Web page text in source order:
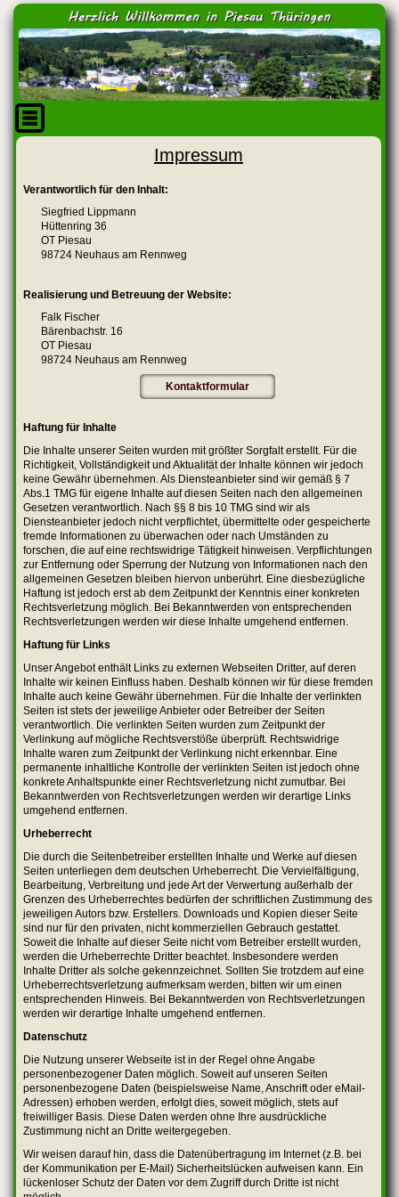
Impressum
Verantwortlich für den Inhalt:
Siegfried Lippmann
Hüttenring 36
OT Piesau
98724 Neuhaus am Rennweg
Realisierung und Betreuung der Website:
Falk Fischer
Bärenbachstr. 16
OT Piesau
98724 Neuhaus am Rennweg
Kontaktformular
Haftung für Inhalte
Die Inhalte unserer Seiten wurden mit größter Sorgfalt erstellt. Für die
Richtigkeit, Vollständigkeit und Aktualität der Inhalte können wir jedoch
keine Gewähr übernehmen. Als Diensteanbieter sind wir gemäß § 7
Abs.1 TMG für eigene Inhalte auf diesen Seiten nach den allgemeinen
Gesetzen verantwortlich. Nach §§ 8 bis 10 TMG sind wir als
Diensteanbieter jedoch nicht verpflichtet, übermittelte oder gespeicherte
fremde Informationen zu überwachen oder nach Umständen zu
forschen, die auf eine rechtswidrige Tätigkeit hinweisen. Verpflichtungen
zur Entfernung oder Sperrung der Nutzung von Informationen nach den
allgemeinen Gesetzen bleiben hiervon unberührt. Eine diesbezügliche
Haftung ist jedoch erst ab dem Zeitpunkt der Kenntnis einer konkreten
Rechtsverletzung möglich. Bei Bekanntwerden von entsprechenden
Rechtsverletzungen werden wir diese Inhalte umgehend entfernen.
Haftung für Links
Unser Angebot enthält Links zu externen Webseiten Dritter, auf deren
Inhalte wir keinen Einfluss haben. Deshalb können wir für diese fremden
Inhalte auch keine Gewähr übernehmen. Für die Inhalte der verlinkten
Seiten ist stets der jeweilige Anbieter oder Betreiber der Seiten
verantwortlich. Die verlinkten Seiten wurden zum Zeitpunkt der
Verlinkung auf mögliche Rechtsverstöße überprüft. Rechtswidrige
Inhalte waren zum Zeitpunkt der Verlinkung nicht erkennbar. Eine
permanente inhaltliche Kontrolle der verlinkten Seiten ist jedoch ohne
konkrete Anhaltspunkte einer Rechtsverletzung nicht zumutbar. Bei
Bekanntwerden von Rechtsverletzungen werden wir derartige Links
umgehend entfernen.
Urheberrecht
Die durch die Seitenbetreiber erstellten Inhalte und Werke auf diesen
Seiten unterliegen dem deutschen Urheberrecht. Die Vervielfältigung,
Bearbeitung, Verbreitung und jede Art der Verwertung außerhalb der
Grenzen des Urheberrechtes bedürfen der schriftlichen Zustimmung des
jeweiligen Autors bzw. Erstellers. Downloads und Kopien dieser Seite
sind nur für den privaten, nicht kommerziellen Gebrauch gestattet.
Soweit die Inhalte auf dieser Seite nicht vom Betreiber erstellt wurden,
werden die Urheberrechte Dritter beachtet. Insbesondere werden
Inhalte Dritter als solche gekennzeichnet. Sollten Sie trotzdem auf eine
Urheberrechtsverletzung aufmerksam werden, bitten wir um einen
entsprechenden Hinweis. Bei Bekanntwerden von Rechtsverletzungen
werden wir derartige Inhalte umgehend entfernen.
Datenschutz
Die Nutzung unserer Webseite ist in der Regel ohne Angabe
personenbezogener Daten möglich. Soweit auf unseren Seiten
personenbezogene Daten (beispielsweise Name, Anschrift oder eMail-
Adressen) erhoben werden, erfolgt dies, soweit möglich, stets auf
freiwilliger Basis. Diese Daten werden ohne Ihre ausdrückliche
Zustimmung nicht an Dritte weitergegeben.
Wir weisen darauf hin, dass die Datenübertragung im Internet (z.B. bei
der Kommunikation per E-Mail) Sicherheitslücken aufweisen kann. Ein
lückenloser Schutz der Daten vor dem Zugriff durch Dritte ist nicht